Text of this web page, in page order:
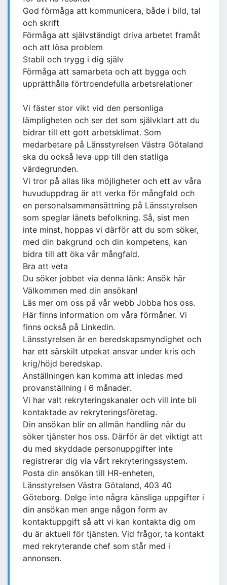
God förmåga att kommunicera, både i bild, tal
och skrift
Förmåga att självständigt driva arbetet framåt
och att lösa problem
Stabil och trygg i dig själv
Förmåga att samarbeta och att bygga och
upprätthålla förtroendefulla arbetsrelationer
Vi fäster stor vikt vid den personliga
lämpligheten och ser det som självklart att du
bidrar till ett gott arbetsklimat. Som
medarbetare på Länsstyrelsen Västra Götaland
ska du också leva upp till den statliga
värdegrunden.
Vi tror på allas lika möjligheter och ett av våra
huvuduppdrag är att verka för mångfald och
en personalsammansättning på Länsstyrelsen
som speglar länets befolkning. Så, sist men
inte minst, hoppas vi därför att du som söker,
med din bakgrund och din kompetens, kan
bidra till att öka vår mångfald.
Bra att veta
Du söker jobbet via denna länk: Ansök här
Välkommen med din ansökan!
Läs mer om oss på vår webb Jobba hos oss.
Här finns information om våra förmåner. Vi
finns också på Linkedin.
Länsstyrelsen är en beredskapsmyndighet och
har ett särskilt utpekat ansvar under kris och
krig/höjd beredskap.
Anställningen kan komma att inledas med
provanställning i 6 månader.
Vi har valt rekryteringskanaler och vill inte bli
kontaktade av rekryteringsföretag.
Din ansökan blir en allmän handling när du
söker tjänster hos oss. Därför är det viktigt att
du med skyddade personuppgifter inte
registrerar dig via vårt rekryteringssystem.
Posta din ansökan till HR-enheten,
Länsstyrelsen Västra Götaland, 403 40
Göteborg. Delge inte några känsliga uppgifter i
din ansökan men ange någon form av
kontaktuppgift så att vi kan kontakta dig om
du är aktuell för tjänsten. Vid frågor, ta kontakt
med rekryterande chef som står med i
annonsen.